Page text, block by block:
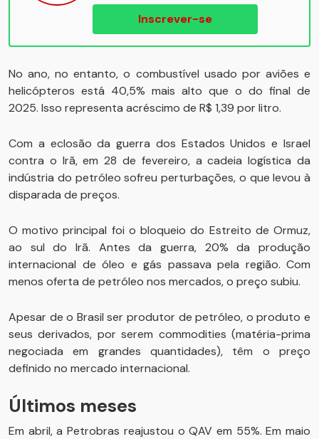
Inscrever-se
No ano, no entanto, o combustível usado por aviões e
helicópteros está 40,5% mais alto que o do final de
2025. Isso representa acréscimo de R$ 1,39 por litro.
Com a eclosão da guerra dos Estados Unidos e Israel
contra o Irã, em 28 de fevereiro, a cadeia logística da
indústria do petróleo sofreu perturbações, o que levou à
disparada de preços.
O motivo principal foi o bloqueio do Estreito de Ormuz,
ao sul do Irã. Antes da guerra, 20% da produção
internacional de óleo e gás passava pela região. Com
menos oferta de petróleo nos mercados, o preço subiu.
Apesar de o Brasil ser produtor de petróleo, o produto e
seus derivados, por serem commodities (matéria-prima
negociada em grandes quantidades), têm o preço
definido no mercado internacional.
Últimos meses
Em abril, a Petrobras reajustou o QAV em 55%. Em maio